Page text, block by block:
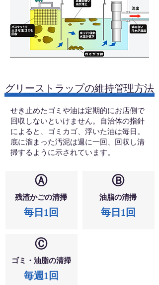
グリーストラップの維持管理方法
せき止めたゴミや油は定期的にお店側で
回収しないといけません。自治体の指針
によると、ゴミカゴ、浮いた油は毎日。
底に溜まった汚泥は週に一回、回収し清
掃するように示されています。
Ⓐ
残渣かごの清掃
​毎日1回
Ⓒ
ゴミ・油脂の清掃
毎週1回
Ⓑ
油脂の清掃
毎日1回